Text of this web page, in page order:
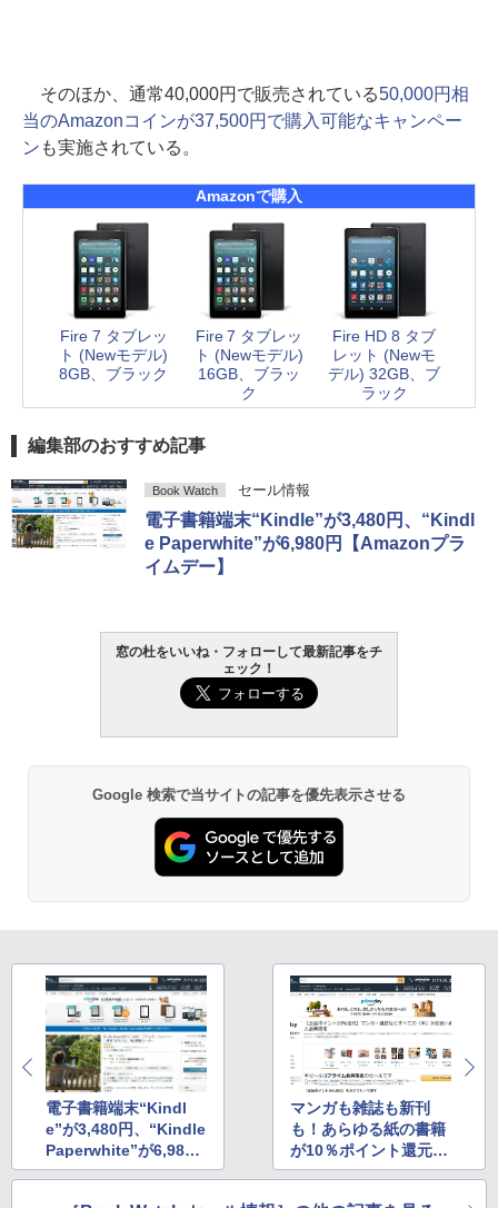
そのほか、通常40,000円で販売されている50,000円相
当のAmazonコインが37,500円で購入可能なキャンペー
ン も実施されている。
Amazonで購入
Fire 7 タブレッ
ト (Newモデル)
8GB、ブラック
Fire 7 タブレッ
ト (Newモデル)
16GB、ブラッ
ク
Fire HD 8 タブ
レット (Newモ
デル) 32GB、ブ
ラック
編集部のおすすめ記事
Book Watch セール情報
電子書籍端末“Kindle”が3,480円、“Kindl
e Paperwhite”が6,980円【Amazonプラ
イムデー】
窓の杜をいいね・フォローして最新記事をチ
ェック！
Google 検索で当サイトの記事を優先表示させる
電子書籍端末“Kindl
e”が3,480円、“Kindle
Paperwhite”が6,980
円【Amazonプライム
マンガも雑誌も新刊
も！あらゆる紙の書籍
が10％ポイント還元
【Amazonプライムデ